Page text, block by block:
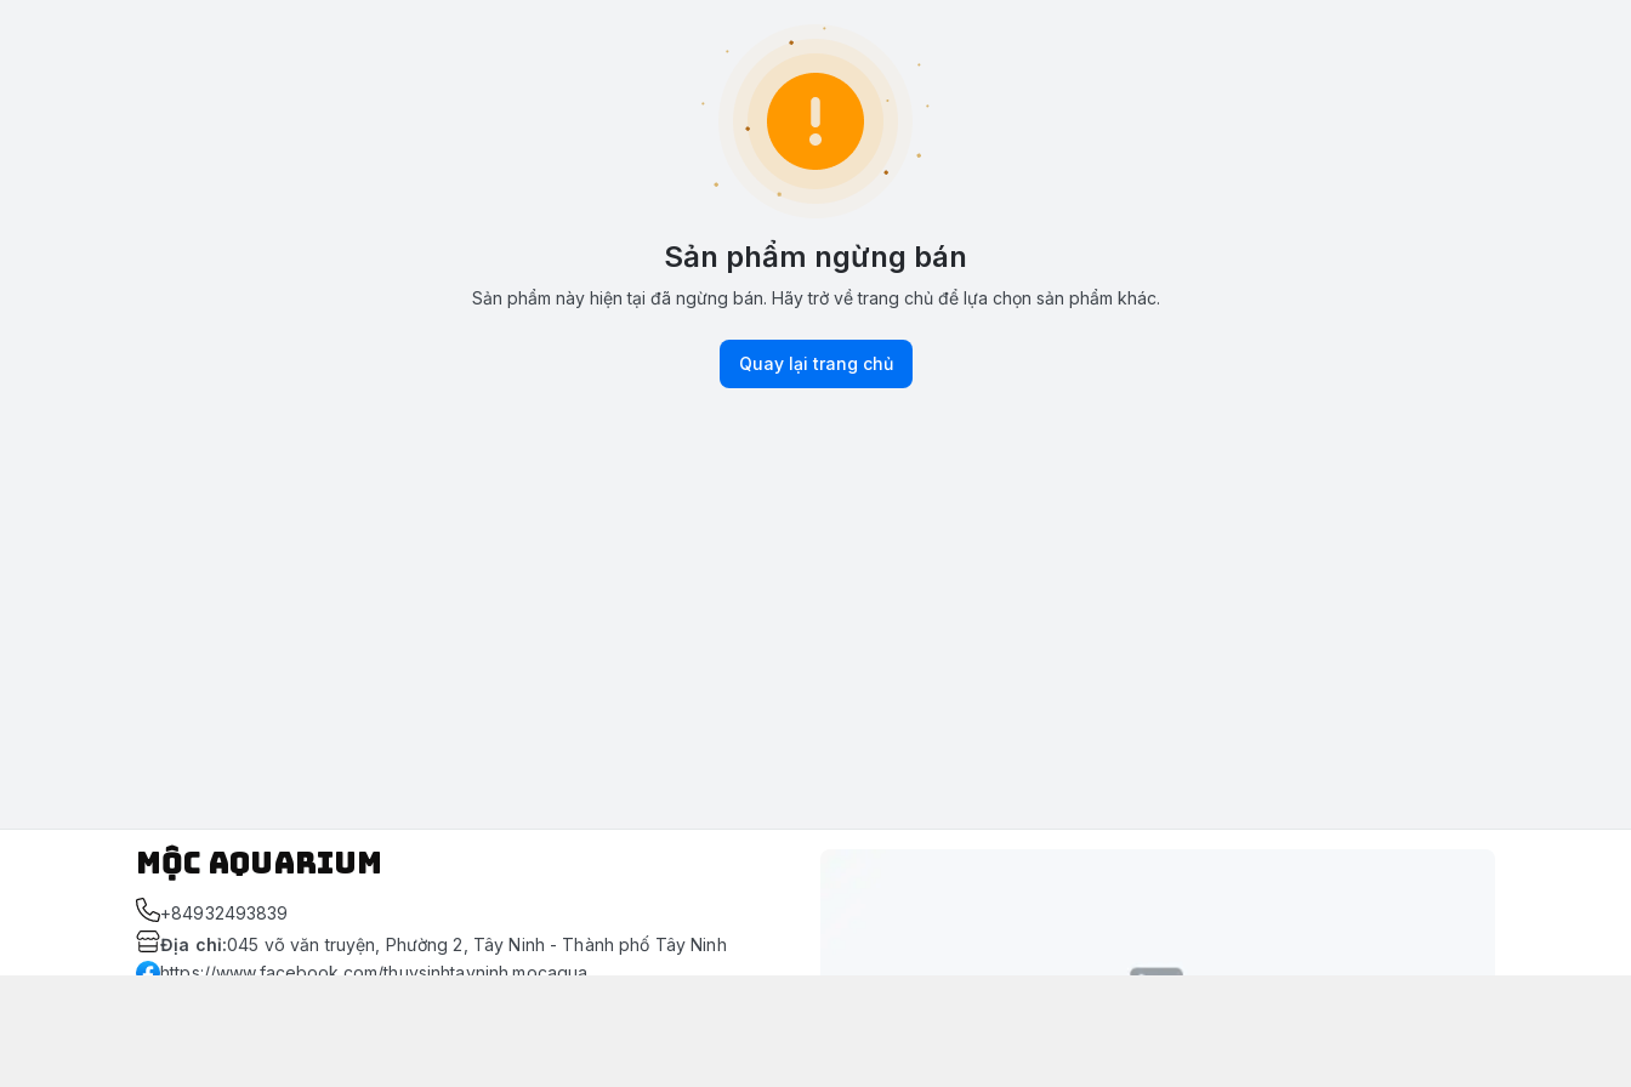
Sản phẩm ngừng bán
Sản phẩm này hiện tại đã ngừng bán. Hãy trở về trang chủ để lựa chọn sản phẩm khác.
Quay lại trang chủ
Mộc Aquarium
+84932493839
Địa chỉ:045 võ văn truyện, Phường 2, Tây Ninh - Thành phố Tây Ninh
https://www.facebook.com/thuysinhtayninh.mocaqua